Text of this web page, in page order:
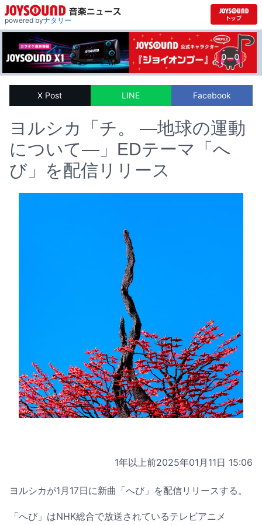
powered byナタリー
X Post LINE Facebook
ヨルシカ「チ。 ―地球の運動
について―」EDテーマ「へ
び」を配信リリース
1年以上前2025年01月11日 15:06
ヨルシカが1月17日に新曲「へび」を配信リリースする。
「へび」はNHK総合で放送されているテレビアニメ